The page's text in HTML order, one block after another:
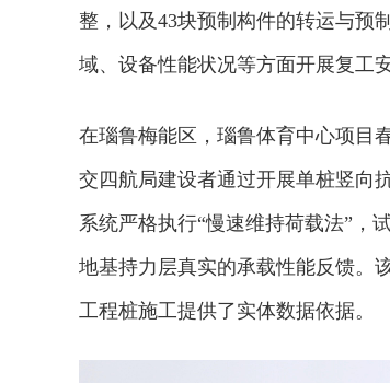
整，以及43块预制构件的转运与预
域、设备性能状况等方面开展复工
在瑙鲁梅能区，瑙鲁体育中心项目
交四航局建设者通过开展单桩竖向
系统严格执行“慢速维持荷载法”，
地基持力层真实的承载性能反馈。
工程桩施工提供了实体数据依据。